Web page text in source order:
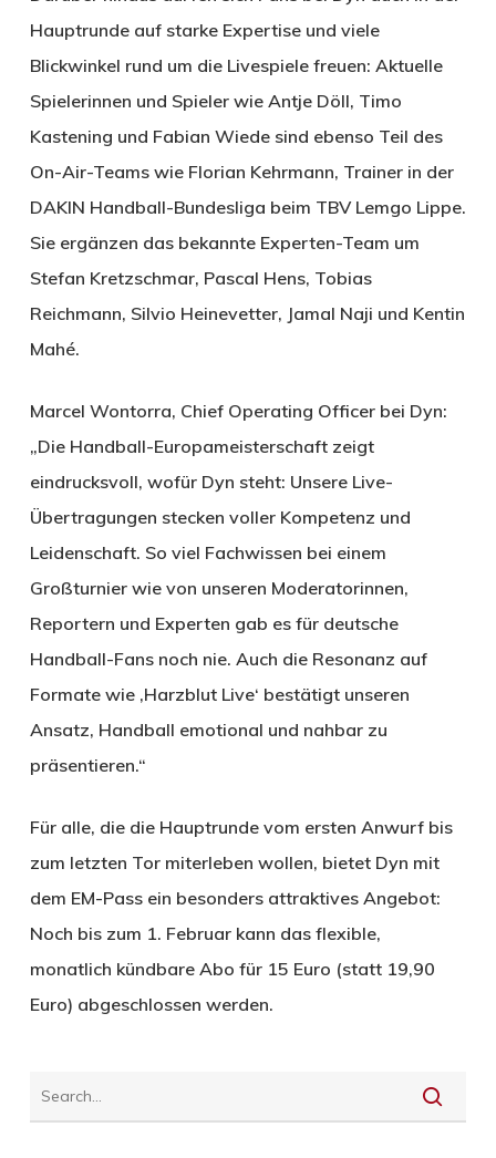
Hauptrunde auf starke Expertise und viele
Blickwinkel rund um die Livespiele freuen: Aktuelle
Spielerinnen und Spieler wie Antje Döll, Timo
Kastening und Fabian Wiede sind ebenso Teil des
On-Air-Teams wie Florian Kehrmann, Trainer in der
DAKIN Handball-Bundesliga beim TBV Lemgo Lippe.
Sie ergänzen das bekannte Experten-Team um
Stefan Kretzschmar, Pascal Hens, Tobias
Reichmann, Silvio Heinevetter, Jamal Naji und Kentin
Mahé.
Marcel Wontorra, Chief Operating Officer bei Dyn:
„Die Handball-Europameisterschaft zeigt
eindrucksvoll, wofür Dyn steht: Unsere Live-
Übertragungen stecken voller Kompetenz und
Leidenschaft. So viel Fachwissen bei einem
Großturnier wie von unseren Moderatorinnen,
Reportern und Experten gab es für deutsche
Handball-Fans noch nie. Auch die Resonanz auf
Formate wie ‚Harzblut Live‘ bestätigt unseren
Ansatz, Handball emotional und nahbar zu
präsentieren.“
Für alle, die die Hauptrunde vom ersten Anwurf bis
zum letzten Tor miterleben wollen, bietet Dyn mit
dem EM-Pass ein besonders attraktives Angebot:
Noch bis zum 1. Februar kann das flexible,
monatlich kündbare Abo für 15 Euro (statt 19,90
Euro) abgeschlossen werden.